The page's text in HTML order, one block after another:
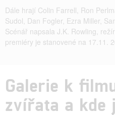
Dále hrají Colin Farrell, Ron
Sudol, Dan Fogler, Ezra Miller,
Scénář napsala J.K. Rowling,
premiéry je stanovené na 17.11.
Galerie k
zvířata a kde